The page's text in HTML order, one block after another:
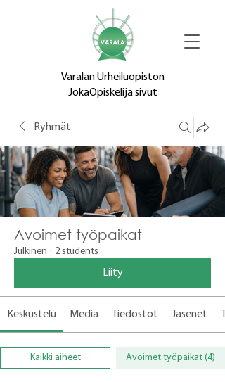
Varalan Urheiluopiston
JokaOpiskelija sivut
Ryhmät
Avoimet työpaikat
Julkinen · 2 students
Liity
Keskustelu Media Tiedostot Jäsenet
Kaikki aiheet Avoimet työpaikat (4)